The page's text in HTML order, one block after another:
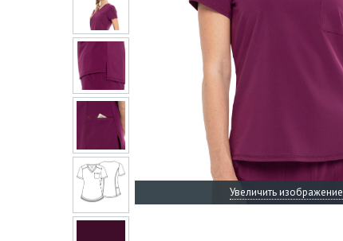
Увеличить изображение